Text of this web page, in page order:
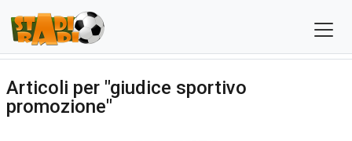
Articoli per "giudice sportivo
promozione"